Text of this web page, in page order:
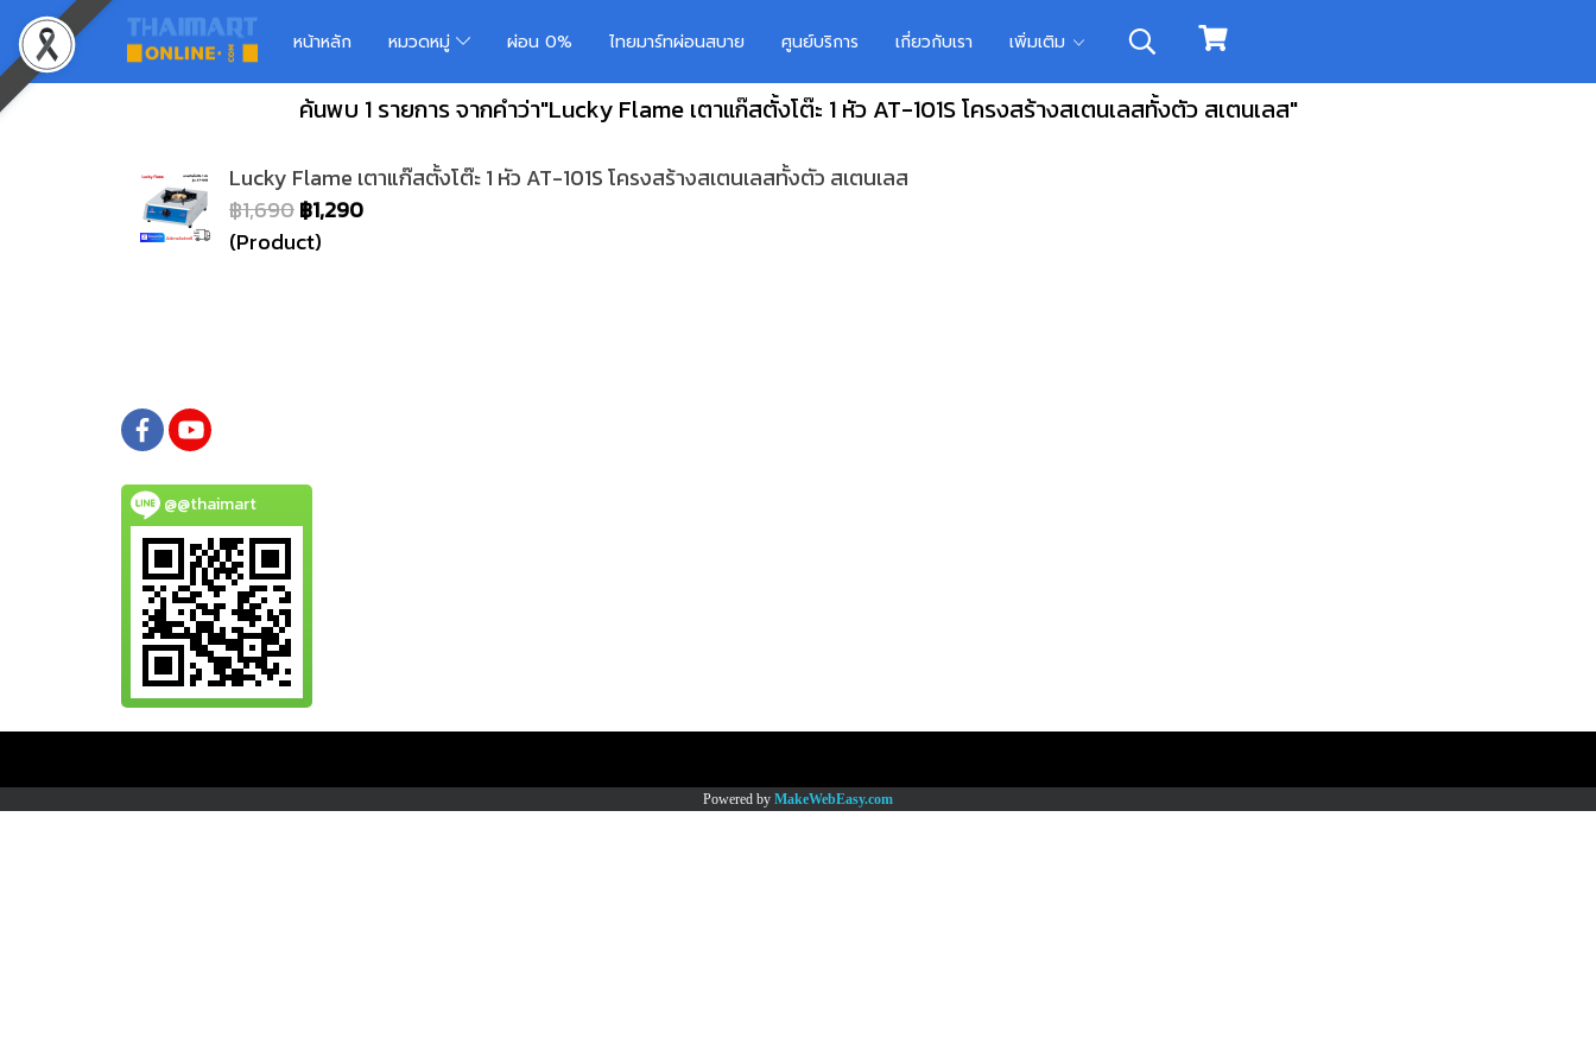
หน้าหลัก หมวดหมู่ ผ่อน 0% ไทยมาร์ทผ่อนสบาย ศูนย์บริการ เกี่ยวกับเรา เพิ่มเติม
ค้นพบ 1 รายการ จากคำว่า"Lucky Flame เตาแก๊สตั้งโต๊ะ 1 หัว AT-101S โครงสร้างสเตนเลสทั้งตัว สเตนเลส"
Lucky Flame เตาแก๊สตั้งโต๊ะ 1 หัว AT-101S โครงสร้างสเตนเลสทั้งตัว สเตนเลส
฿1,690฿1,290
(Product)
@@thaimart
Powered by MakeWebEasy.com